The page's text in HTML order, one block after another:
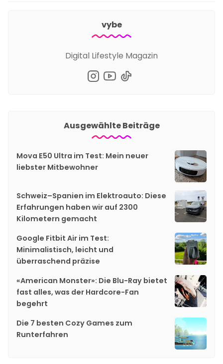
vybe
Digital Lifestyle Magazin
Ausgewählte Beiträge
Mova E50 Ultra im Test: Mein neuer
liebster Mitbewohner
Schweiz–Spanien im Elektroauto: Diese
Erfahrungen haben wir auf 2300
Kilometern gemacht
Google Fitbit Air im Test:
Minimalistisch, leicht und
überraschend präzise
«American Monster»: Die Blu-Ray bietet
fast alles, was der Hardcore-Fan
begehrt
Die 7 besten Cozy Games zum
Runterfahren